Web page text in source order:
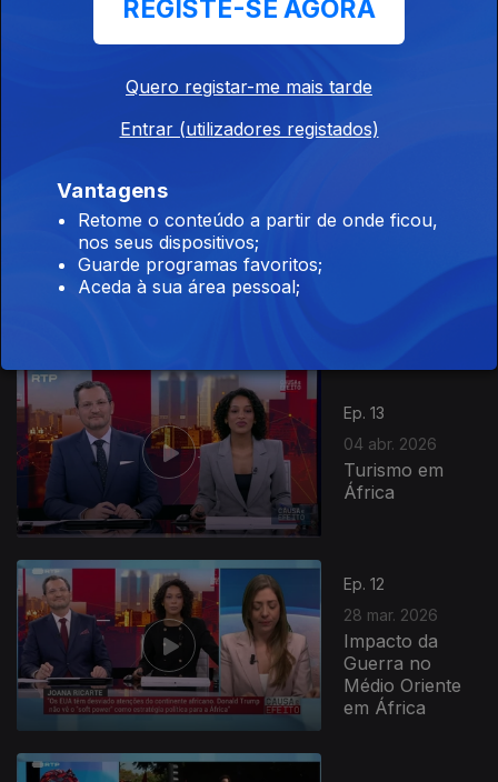
18 abr. 2026
Africanas
Ep. 14 11 abr. 2026
Ep. 13
04 abr. 2026
Turismo em
África
Ep. 12
28 mar. 2026
Impacto da
Guerra no
Médio Oriente
em África
REGISTE-SE AGORA
Quero registar-me mais tarde
Entrar (utilizadores registados)
Vantagens
Retome o conteúdo a partir de onde ficou,
nos seus dispositivos;
Guarde programas favoritos;
Aceda à sua área pessoal;